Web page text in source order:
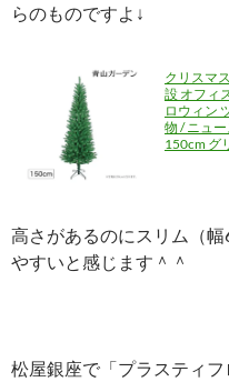
らのものですよ↓
クリスマ
設 オフィ
ロウィン
物 / ニュ
150cm グ
高さがあるのにスリム（
やすいと感じます＾＾
松屋銀座で「プラスティ